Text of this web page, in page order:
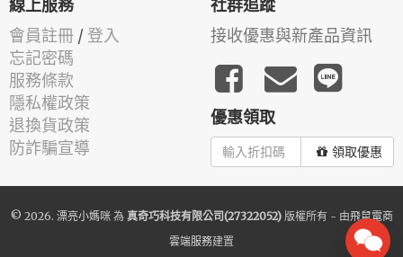
線上服務
會員註冊 / 登入
忘記密碼
服務條款
隱私權政策
退換貨政策
防詐騙宣導
社群追蹤
接收優惠與新產品資訊
優惠領取
領取優惠
© 2026. 漂亮小媽咪為 真奇巧科技有限公司(27322052)版權所有 - 由飛鼠電商
雲端服務建置